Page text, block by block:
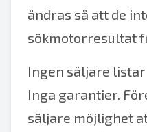
ändras så att de
sökmotorresultat
Ingen säljare
Inga garantier.
säljare möjlighet